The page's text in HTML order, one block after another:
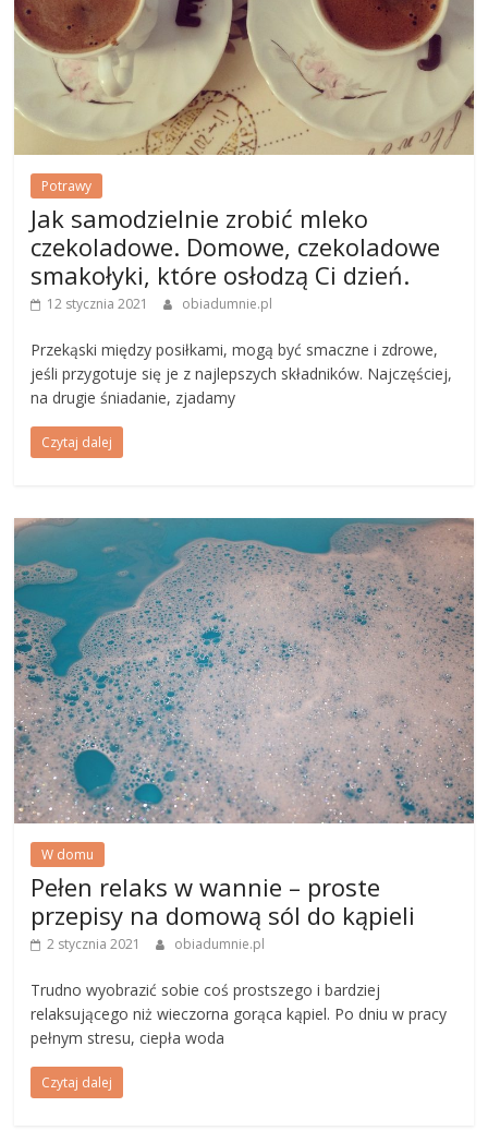
Potrawy
Jak samodzielnie zrobić mleko
czekoladowe. Domowe, czekoladowe
smakołyki, które osłodzą Ci dzień.
12 stycznia 2021 obiadumnie.pl
Przekąski między posiłkami, mogą być smaczne i zdrowe,
jeśli przygotuje się je z najlepszych składników. Najczęściej,
na drugie śniadanie, zjadamy
Czytaj dalej
W domu
Pełen relaks w wannie – proste
przepisy na domową sól do kąpieli
2 stycznia 2021 obiadumnie.pl
Trudno wyobrazić sobie coś prostszego i bardziej
relaksującego niż wieczorna gorąca kąpiel. Po dniu w pracy
pełnym stresu, ciepła woda
Czytaj dalej